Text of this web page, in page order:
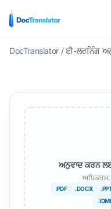
DocTranslator / ਈ-ਲਰਨਿੰਗ
ਅਨੁਵਾਦ ਕਰਨ
.PDF .DOCX
.